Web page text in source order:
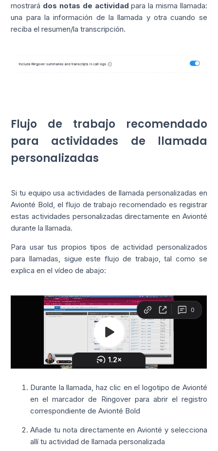
mostrará dos notas de actividad para la misma llamada:
una para la información de la llamada y otra cuando se
reciba el resumen/la transcripción.
Flujo de trabajo recomendado
para actividades de llamada
personalizadas
Si tu equipo usa actividades de llamada personalizadas en
Avionté Bold, el flujo de trabajo recomendado es registrar
estas actividades personalizadas directamente en Avionté
durante la llamada.
Para usar tus propios tipos de actividad personalizados
para llamadas, sigue este flujo de trabajo, tal como se
explica en el vídeo de abajo:
Durante la llamada, haz clic en el logotipo de Avionté
en el marcador de Ringover para abrir el registro
correspondiente de Avionté Bold
Añade tu nota directamente en Avionté y selecciona
allí tu actividad de llamada personalizada